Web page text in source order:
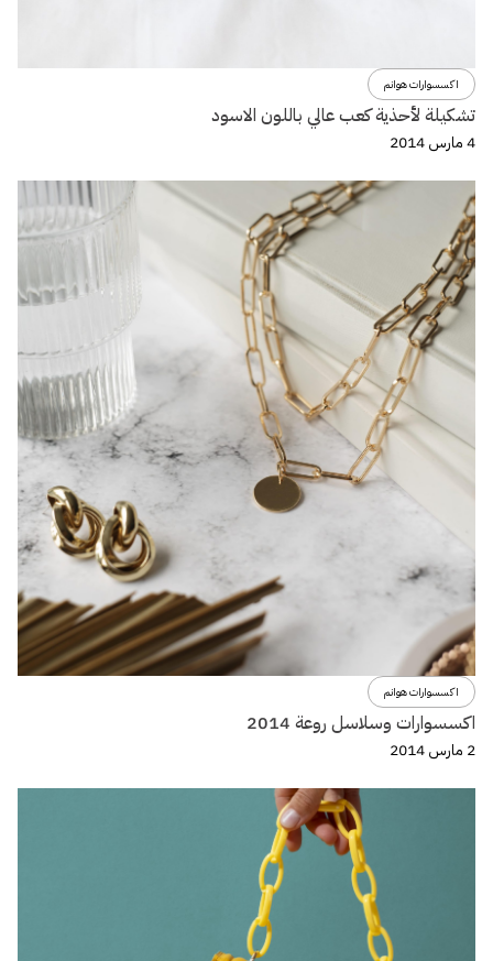
اكسسوارات هوانم
تشكيلة لأحذية كعب عالي باللون الاسود
4 مارس 2014
اكسسوارات هوانم
اكسسوارات وسلاسل روعة 2014
2 مارس 2014